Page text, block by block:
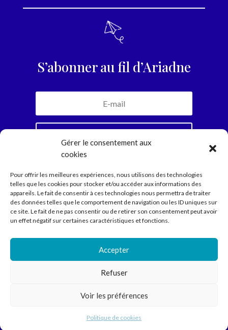
Gérer le consentement aux
cookies
Pour offrir les meilleures expériences, nous utilisons des technologies
telles que les cookies pour stocker et/ou accéder aux informations des
appareils. Le fait de consentir à ces technologies nous permettra de traiter
des données telles que le comportement de navigation ou les ID uniques sur
ce site. Le fait de ne pas consentir ou de retirer son consentement peut avoir
un effet négatif sur certaines caractéristiques et fonctions.
Accepter
Refuser
Voir les préférences
Politique de cookies
S’abonner au fil d’Ariadne
mensuelle et jamais plus. Parole d’Ariadne.
Compagnie
Spectacles
Ecritures
Médiation
Agenda
Contact
Compagnie Ariadne © 2022 // Direction Anne Courel • 66
• 04 78 93 94 61 – 06 87 56 90 13